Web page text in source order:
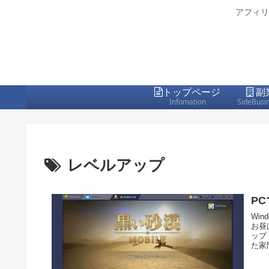
アフィ
トップページ
Infomation
副
レベルアップ
PC
お昼
ッ
た家